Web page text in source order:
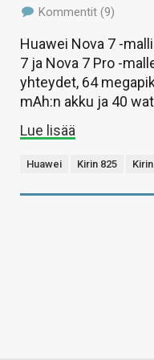
Kommentit (9)
Huawei Nova 7 -
7 ja Nova 7 Pro -
yhteydet, 64
mAh:n akku ja 40
Lue lisää
Huawei Kirin 825